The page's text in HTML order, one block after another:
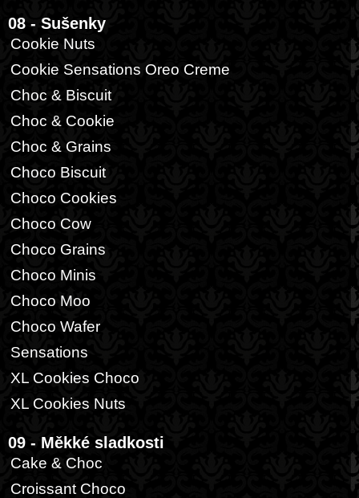
08 - Sušenky
Cookie Nuts
Cookie Sensations Oreo Creme
Choc & Biscuit
Choc & Cookie
Choc & Grains
Choco Biscuit
Choco Cookies
Choco Cow
Choco Grains
Choco Minis
Choco Moo
Choco Wafer
Sensations
XL Cookies Choco
XL Cookies Nuts
09 - Měkké sladkosti
Cake & Choc
Croissant Choco